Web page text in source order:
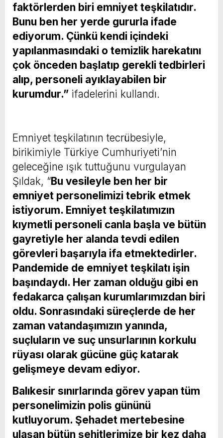
faktörlerden biri emniyet teşkilatıdır.
Bunu ben her yerde gururla ifade
ediyorum. Çünkü kendi içindeki
yapılanmasındaki o temizlik harekatını
çok önceden başlatıp gerekli tedbirleri
alıp, personeli ayıklayabilen bir
kurumdur.” ifadelerini kullandı.
Emniyet teşkilatının tecrübesiyle,
birikimiyle Türkiye Cumhuriyeti’nin
geleceğine ışık tuttuğunu vurgulayan
Şıldak, “Bu vesileyle ben her bir
emniyet personelimizi tebrik etmek
istiyorum. Emniyet teşkilatımızın
kıymetli personeli canla başla ve bütün
gayretiyle her alanda tevdi edilen
görevleri başarıyla ifa etmektedirler.
Pandemide de emniyet teşkilatı işin
başındaydı. Her zaman olduğu gibi en
fedakarca çalışan kurumlarımızdan biri
oldu. Sonrasındaki süreçlerde de her
zaman vatandaşımızın yanında,
suçluların ve suç unsurlarının korkulu
rüyası olarak gücüne güç katarak
gelişmeye devam ediyor.
Balıkesir sınırlarında görev yapan tüm
personelimizin polis gününü
kutluyorum. Şehadet mertebesine
ulaşan bütün şehitlerimize bir kez daha